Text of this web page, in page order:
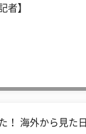
者】
！ 海外から見た日